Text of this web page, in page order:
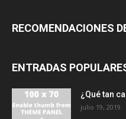
RECOMENDACIONES
ENTRADAS
¿Qué tan
julio 19, 2019